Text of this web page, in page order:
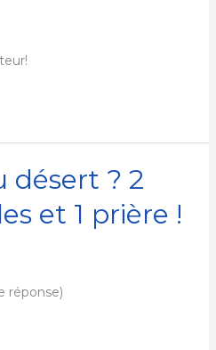
désert ? 2
et 1 prière !
réponse)